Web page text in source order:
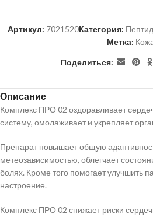
Артикул: 7021520Категория:
Метка:
Поделиться:
Описание
Комплекс ПРО 02 оздоравливает
систему, омолаживает и укрепляет
Препарат повышает общую
метеозависимостью, облегчает
болях. Кроме того помогает улучшить
настроение.
Комплекс ПРО 02 снижает риски